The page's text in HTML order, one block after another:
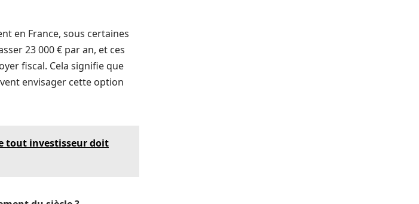
en France, sous certaines
23 000 € par an, et ces
fiscal. Cela signifie que
envisager cette option
tout investisseur doit